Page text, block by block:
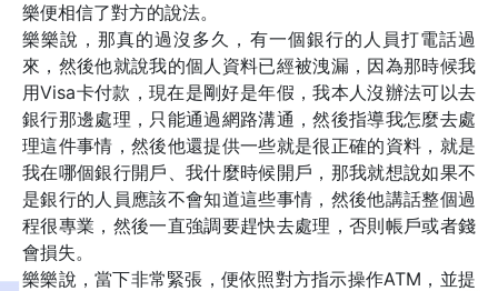
樂便相信了對方的說法。
樂樂說，那真的過沒多久，有一個銀行的人員打電話過
來，然後他就說我的個人資料已經被洩漏，因為那時候我
用Visa卡付款，現在是剛好是年假，我本人沒辦法可以去
銀行那邊處理，只能通過網路溝通，然後指導我怎麼去處
理這件事情，然後他還提供一些就是很正確的資料，就是
我在哪個銀行開戶、我什麼時候開戶，那我就想說如果不
是銀行的人員應該不會知道這些事情，然後他講話整個過
程很專業，然後一直強調要趕快去處理，否則帳戶或者錢
會損失。
樂樂說，當下非常緊張，便依照對方指示操作ATM，並提